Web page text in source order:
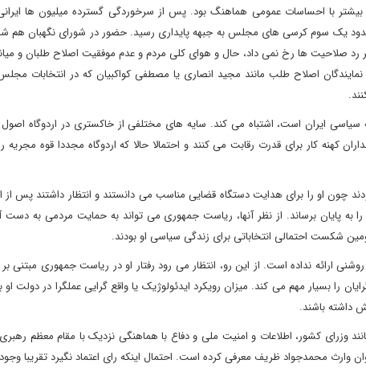
و بیشتر با احساسات عمومی هماهنگ بود. پس از سرخوردگی گسترده میلیون ها
سیاسی متعاقب آن، جای تعجب نداشت که در فوریه 2020 حدود یک سوم کرسی های مجلس به جبهه پایداری رسید. حضور در شورای نگهبان
رد صلاحیت ها رخ نمی داد، حال و هوای کلی مردم و عدم موفقیت اصلاح طلبان و
اصلاح طلب مانند مجید انصاری یا مصطفی کواکبیان که در انتخابات
ایران است، اشتباه می کند. سایه های مختلفی از خاکستری در اردوگاه اصول
کهنه کار برای قدرت رقابت می کنند و احتمالا حالا که اردوگاه مجددا قوه مجریه
چون او را برای هدایت دستگاه قضایی مناسب می دانستند و انتظار داشتند پس از
ریاست قوه قضاییه را به پایان برساند. از نظر آنها، ریاست جمهوری می تواند به حمایت مردمی به
شکست احتمالی انتخاباتی برای زندگی سیاسی او بودند.
ارائه نداده است. از این رو، انتظار می رود رفتار او در ریاست جمهوری مبتنی
را بسیار مهم می کند. میزان رویکرد ایدئولوژیک یا واقع گرایی عملگرا در دولت
داشته باشند.
وزرای کشور، اطلاعات و امنیت ملی و دفاع با هماهنگی نزدیک با مقام معظم رهبری
محمدجواد ظریف معرفی کرده است. احتمال اینکه رای اعتماد نگیرد تقریبا وجود